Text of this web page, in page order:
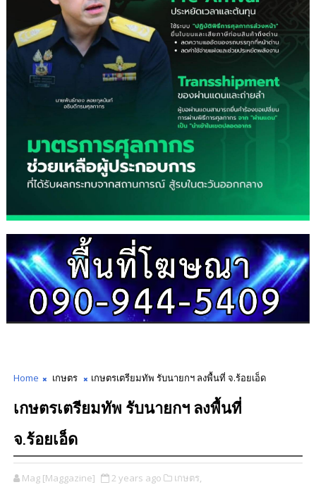
Home เกษตร เกษตรเตรียมทัพ รับนายกฯ ลงพื้นที่ จ.ร้อยเอ็ด
เกษตรเตรียมทัพ รับนายกฯ ลงพื้นที่
จ.ร้อยเอ็ด
Mag [Maggazine] 2 years ago เกษตร,